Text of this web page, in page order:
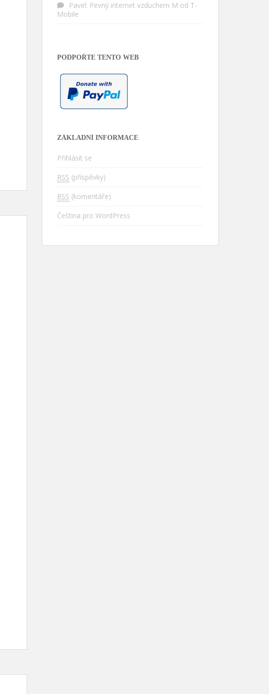
Pavel: Pevný internet vzduchem M od T-
Mobile
PODPOŘTE TENTO WEB
ZÁKLADNÍ INFORMACE
Přihlásit se
RSS (příspěvky)
RSS (komentáře)
Čeština pro WordPress